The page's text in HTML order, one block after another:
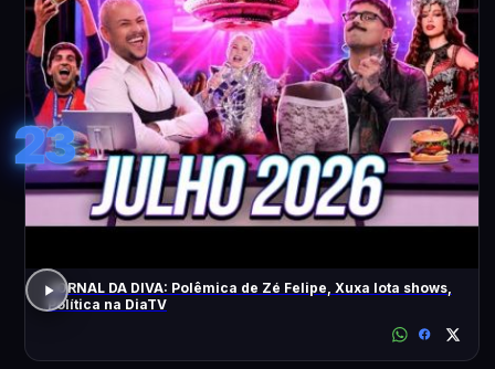
23
JORNAL DA DIVA: Polêmica de Zé Felipe, Xuxa lota shows,
Política na DiaTV